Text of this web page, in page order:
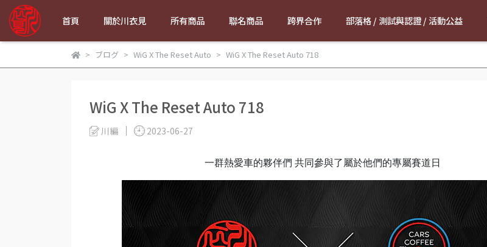
首頁 關於川衣見 所有商品 聯名商品 跨界合作 部落格 / 測試與認證 / 活動公益
ブログ WiG X The Reset Auto WiG X The Reset Auto 718
WiG X The Reset Auto 718
川編 2023-06-27
一群熱愛車的夥伴們 共同參與了屬於他們的專屬賽道日